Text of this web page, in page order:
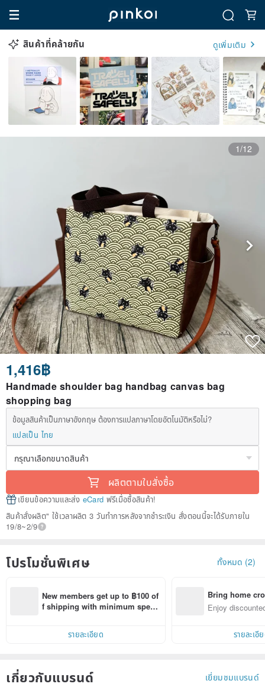
สินค้าที่คล้ายกัน ดูเพิ่มเติม
1/12
1,416฿
Handmade shoulder bag handbag canvas bag
shopping bag
ข้อมูลสินค้าเป็นภาษาอังกฤษ ต้องการแปลภาษาโดยอัตโนมัติหรือไม่?
แปลเป็น ไทย
ผลิตตามใบสั่งซื้อ
เขียนข้อความและส่ง eCard ฟรีเมื่อซื้อสินค้า!
สินค้าสั่งผลิต" ใช้เวลาผลิต 3 วันทำการหลังจากชำระเงิน สั่งตอนนี้จะได้รับภายใน
19/8~2/9
โปรโมชั่นพิเศษ ทั้งหมด (2)
New members get up to ฿100 of
f shipping with minimum spen
รายละเอียด
Bring home
n with ease
Enjoy
รายละเอี
เกี่ยวกับแบรนด์ เยี่ยมชมแบรนด์